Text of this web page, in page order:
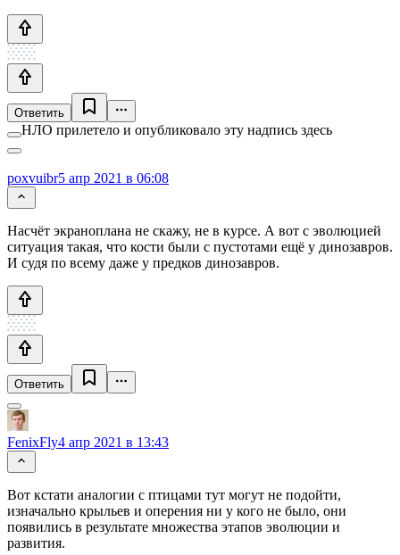
Ответить
НЛО прилетело и опубликовало эту надпись здесь
poxvuibr5 апр 2021 в 06:08
Насчёт экраноплана не скажу, не в курсе. А вот с эволюцией
ситуация такая, что кости были с пустотами ещё у динозавров.
И судя по всему даже у предков динозавров.
Ответить
FenixFly4 апр 2021 в 13:43
Вот кстати аналогии с птицами тут могут не подойти,
изначально крыльев и оперения ни у кого не было, они
появились в результате множества этапов эволюции и
развития.